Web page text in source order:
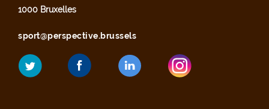
1000 Bruxelles
sport@perspective.brussels